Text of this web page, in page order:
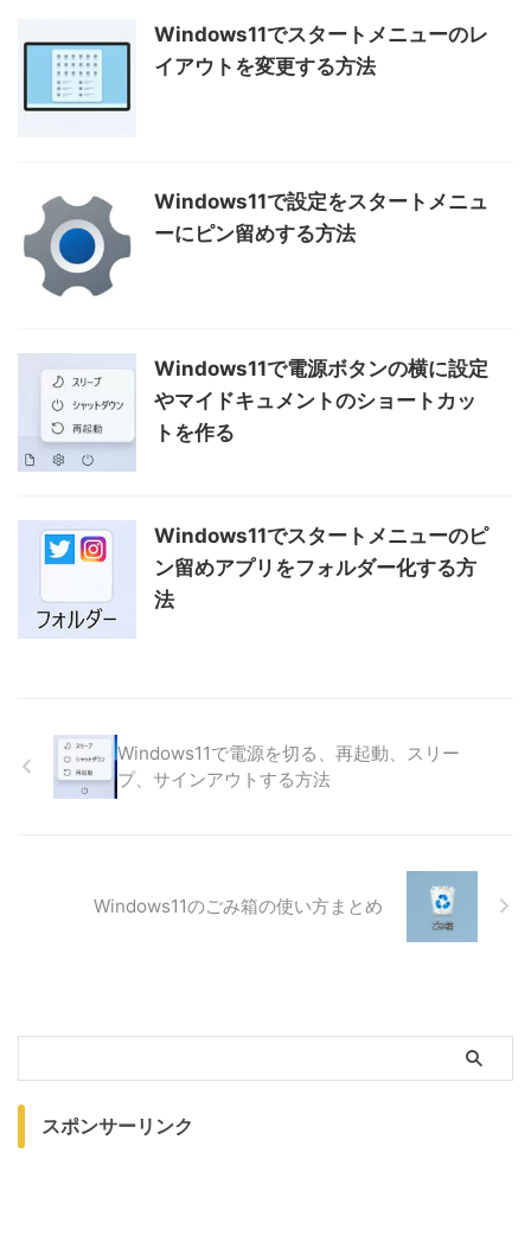
Windows11でスタートメニューのレ
イアウトを変更する方法
Windows11で設定をスタートメニュ
ーにピン留めする方法
Windows11で電源ボタンの横に設定
やマイドキュメントのショートカッ
トを作る
Windows11でスタートメニューのピ
ン留めアプリをフォルダー化する方
法
Windows11で電源を切る、再起動、スリー
プ、サインアウトする方法
Windows11のごみ箱の使い方まとめ
スポンサーリンク